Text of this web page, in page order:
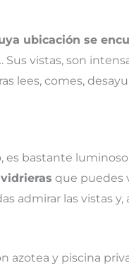
ubicación se
vistas, son
lees, comes,
es bastante
que puedes
admirar las vistas
azotea y piscina